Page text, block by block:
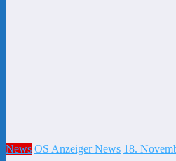
News OS Anzeiger News 18.